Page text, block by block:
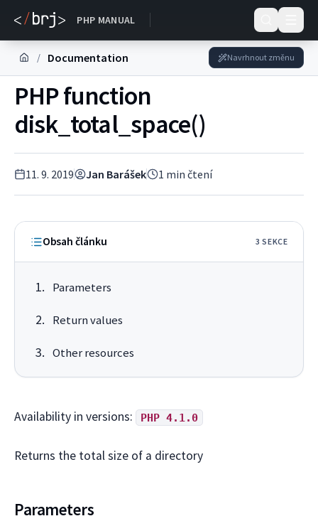
PHP MANUAL
DOKUMENTACE
/ Documentation Navrhnout změnu
PHP function
disk_total_space()
11. 9. 2019 Jan Barášek 1 min čtení
Obsah článku 3 SEKCE
Parameters
Return values
Other resources
Availability in versions: PHP 4.1.0
Returns the total size of a directory
Parameters